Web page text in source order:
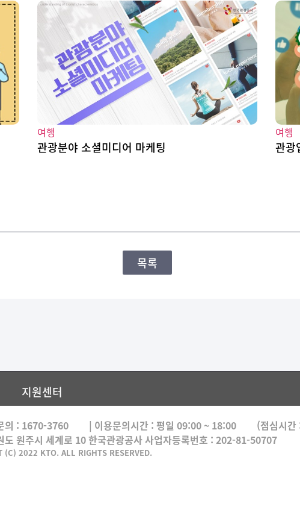
여행
관광분야 소셜미디어 마케팅
여행
관
목록
지원센터
의 : 1670-3760 | 이용문의시간 : 평일 09:00 ~ 18:00
(점심시
도 원주시 세계로 10 한국관광공사 사업자등록번호 : 202-81-50707
(C) 2022 KTO. ALL RIGHTS RESERVED.